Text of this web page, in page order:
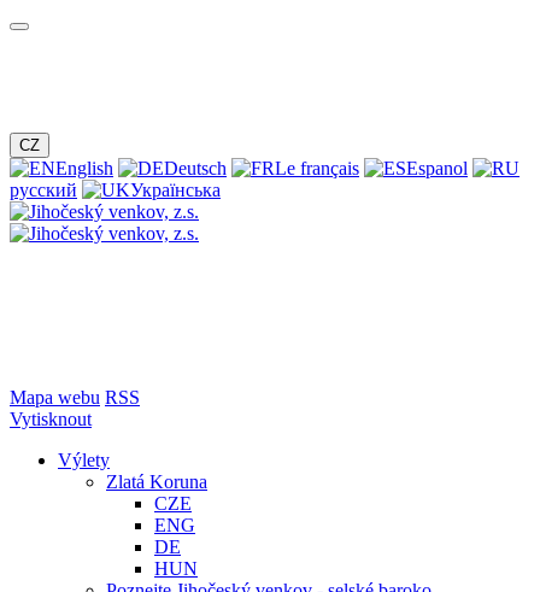
CZ
English Deutsch Le français
Espanol
русский
Українська
Mapa webu RSS
Vytisknout
Výlety
Zlatá Koruna
CZE
ENG
DE
HUN